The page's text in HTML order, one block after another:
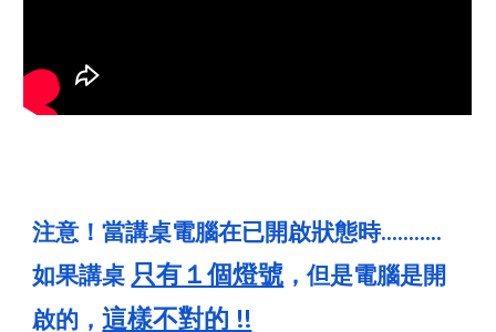
注意！當講桌電腦在已開啟狀態時...........
如果講桌 只有１個燈號 ，但是電腦是開
啟的，這樣不對的 !!